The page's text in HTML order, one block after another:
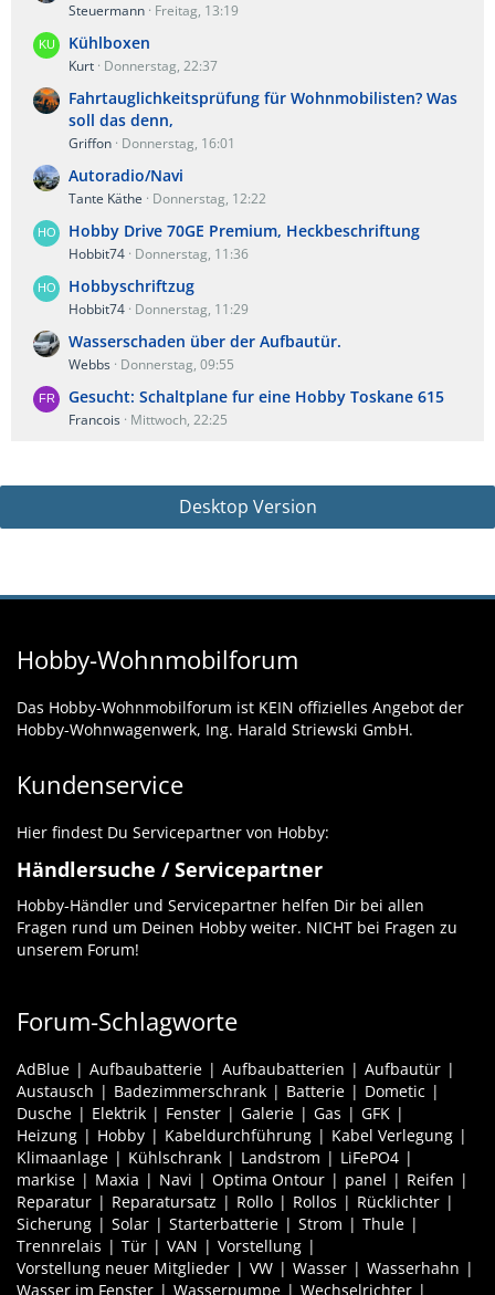
Steuermann Freitag, 13:19
Kühlboxen
Kurt Donnerstag, 22:37
Fahrtauglichkeitsprüfung für Wohnmobilisten? Was
soll das denn,
Griffon Donnerstag, 16:01
Autoradio/Navi
Tante Käthe Donnerstag, 12:22
Hobby Drive 70GE Premium, Heckbeschriftung
Hobbit74 Donnerstag, 11:36
Hobbyschriftzug
Hobbit74 Donnerstag, 11:29
Wasserschaden über der Aufbautür.
Webbs Donnerstag, 09:55
Gesucht: Schaltplane fur eine Hobby Toskane 615
Francois Mittwoch, 22:25
Desktop Version
Hobby-Wohnmobilforum
Das Hobby-Wohnmobilforum ist KEIN offizielles Angebot der
Hobby-Wohnwagenwerk, Ing. Harald Striewski GmbH.
Kundenservice
Hier findest Du Servicepartner von Hobby:
Händlersuche / Servicepartner
Hobby-Händler und Servicepartner helfen Dir bei allen
Fragen rund um Deinen Hobby weiter. NICHT bei Fragen zu
unserem Forum!
Forum-Schlagworte
AdBlue Aufbaubatterie Aufbaubatterien
Aufbautür
Austausch
Badezimmerschrank Batterie
Dometic
Dusche
Elektrik Fenster Galerie Gas
GFK
Heizung
Hobby Kabeldurchführung
Kabel Verlegung
Klimaanlage
Kühlschrank Landstrom
LiFePO4
markise
Maxia Navi Optima Ontour panel
Reifen
Reparatur
Reparatursatz Rollo Rollos
Rücklichter
Sicherung
Solar Starterbatterie Strom
Thule
Trennrelais
Tür VAN
Vorstellung
Vorstellung neuer Mitglieder
VW Wasser
Wasserhahn
Wasser im Fenster
Wasserpumpe Wechselrichter